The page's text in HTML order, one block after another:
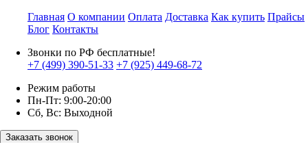
Главная О компании Оплата Доставка Как купить Прайсы
Блог Контакты
Звонки по РФ бесплатные!
+7 (499) 390-51-33 +7 (925) 449-68-72
Режим работы
Пн-Пт: 9:00-20:00
Сб, Вс: Выходной
Заказать звонок